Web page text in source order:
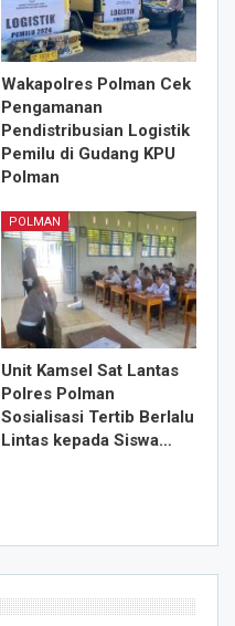
Wakapolres Polman Cek
Pengamanan
Pendistribusian Logistik
Pemilu di Gudang KPU
Polman
POLMAN
Unit Kamsel Sat Lantas
Polres Polman
Sosialisasi Tertib Berlalu
Lintas kepada Siswa…